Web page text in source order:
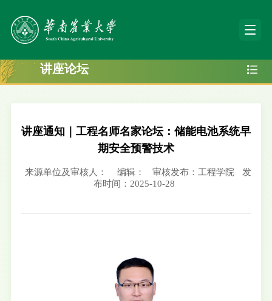
讲座论坛
讲座通知｜工程名师名家论坛：储能电池系统早
期安全预警技术
来源单位及审核人： 编辑： 审核发布：工程学院
发
布时间：2025-10-28